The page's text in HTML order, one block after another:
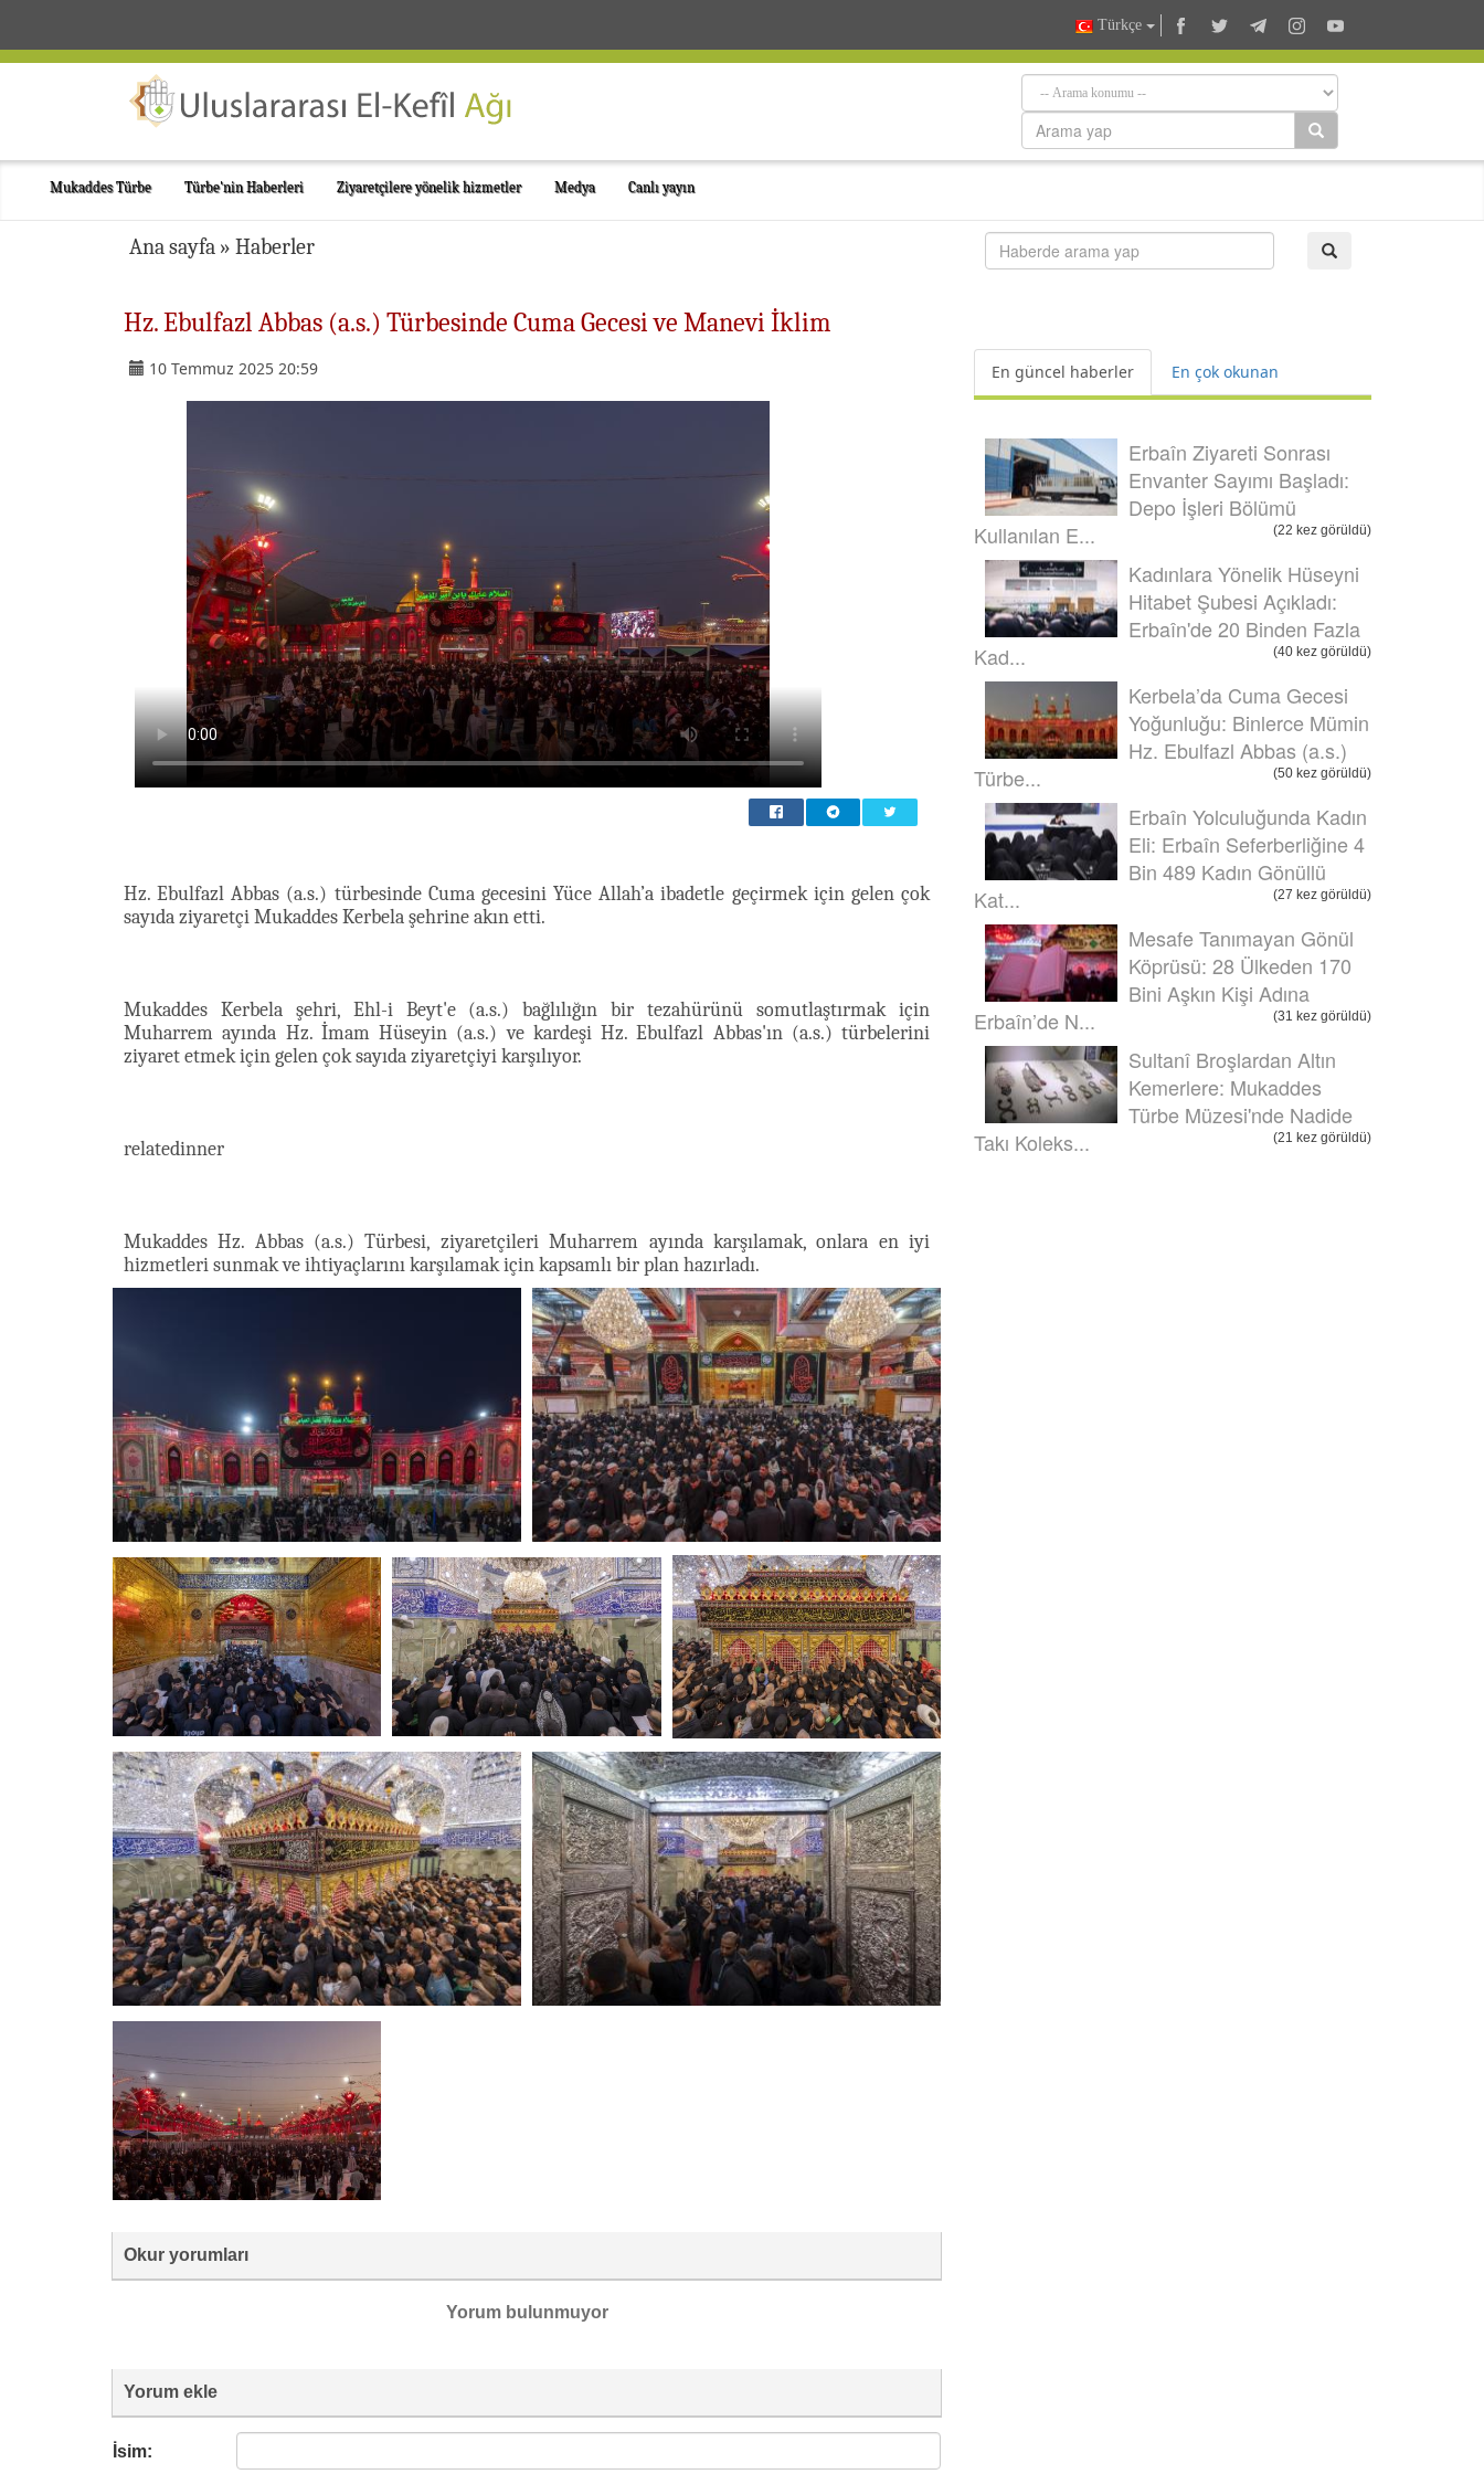
Türkçe
Mukaddes Türbe Türbe'nin Haberleri Ziyaretçilere yönelik hizmetler Medya Canlı yayın
Ana sayfa » Haberler
Hz. Ebulfazl Abbas (a.s.) Türbesinde Cuma Gecesi ve Manevi İklim
10 Temmuz 2025 20:59
Hz. Ebulfazl Abbas (a.s.) türbesinde Cuma gecesini Yüce Allah’a ibadetle geçirmek için gelen çok
sayıda ziyaretçi Mukaddes Kerbela şehrine akın etti.
Mukaddes Kerbela şehri, Ehl-i Beyt'e (a.s.) bağlılığın bir tezahürünü somutlaştırmak için
Muharrem ayında Hz. İmam Hüseyin (a.s.) ve kardeşi Hz. Ebulfazl Abbas'ın (a.s.) türbelerini
ziyaret etmek için gelen çok sayıda ziyaretçiyi karşılıyor.
relatedinner
Mukaddes Hz. Abbas (a.s.) Türbesi, ziyaretçileri Muharrem ayında karşılamak, onlara en iyi
hizmetleri sunmak ve ihtiyaçlarını karşılamak için kapsamlı bir plan hazırladı.
Okur yorumları
Yorum bulunmuyor
Yorum ekle
İsim:
En güncel haberler En çok okunan
Erbaîn Ziyareti Sonrası
Envanter Sayımı Başladı:
Depo İşleri Bölümü
Kullanılan E...
(22 kez görüldü)
Kadınlara Yönelik Hüseyni
Hitabet Şubesi Açıkladı:
Erbaîn'de 20 Binden Fazla
Kad...
(40 kez görüldü)
Kerbela’da Cuma Gecesi
Yoğunluğu: Binlerce Mümin
Hz. Ebulfazl Abbas (a.s.)
Türbe...
(50 kez görüldü)
Erbaîn Yolculuğunda Kadın
Eli: Erbaîn Seferberliğine 4
Bin 489 Kadın Gönüllü
Kat...
(27 kez görüldü)
Mesafe Tanımayan Gönül
Köprüsü: 28 Ülkeden 170
Bini Aşkın Kişi Adına
Erbaîn’de N...
(31 kez görüldü)
Sultanî Broşlardan Altın
Kemerlere: Mukaddes
Türbe Müzesi'nde Nadide
Takı Koleks...
(21 kez görüldü)